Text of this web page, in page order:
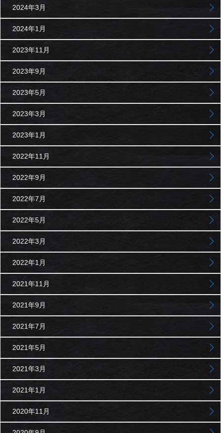
2024年3月
2024年1月
2023年11月
2023年9月
2023年5月
2023年3月
2023年1月
2022年11月
2022年9月
2022年7月
2022年5月
2022年3月
2022年1月
2021年11月
2021年9月
2021年7月
2021年5月
2021年3月
2021年1月
2020年11月